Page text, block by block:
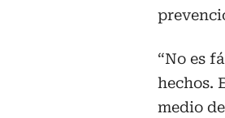
“No es
hechos.
medio